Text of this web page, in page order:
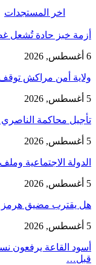
اخر المستجدات
أزمة خبز حادة تُشعل
6 أغسطس, 2026
ولاية أمن مراكش توقف
5 أغسطس, 2026
تأجيل محاكمة
5 أغسطس, 2026
الدولة الاجتماعية
5 أغسطس, 2026
هل يقترب مضيق هرمز
5 أغسطس, 2026
أسود القاعة يرفعون
قبل…